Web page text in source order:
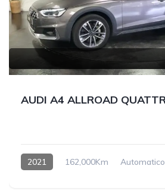
2021 162,000Km Automatico